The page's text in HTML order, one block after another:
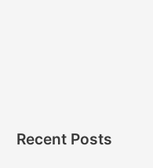
Recent Posts